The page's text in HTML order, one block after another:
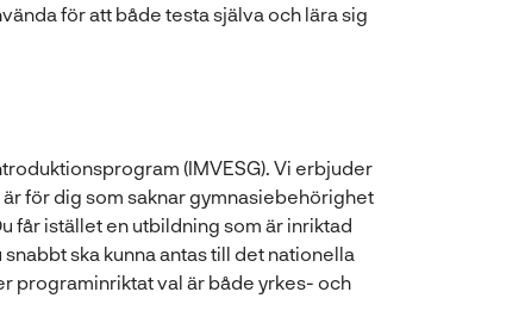
ö
för att både testa själva och lära sig
(IMVESG). Vi erbjuder
för dig som saknar gymnasiebehörighet
får istället en utbildning som är inriktad
ska kunna antas till det nationella
programinriktat val är både yrkes- och